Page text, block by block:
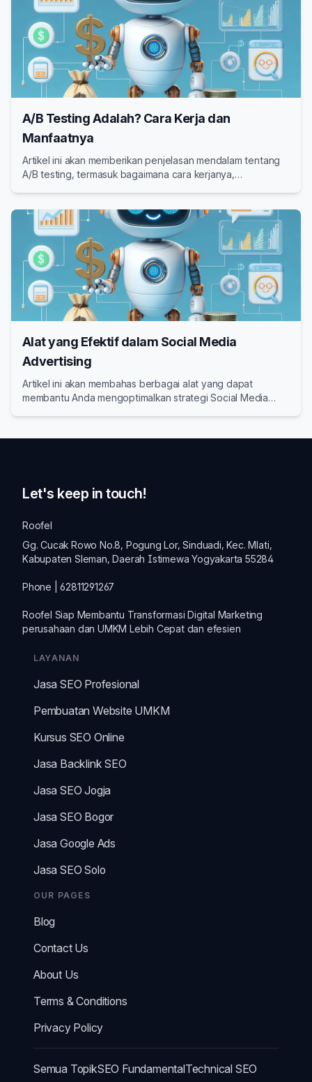
A/B Testing Adalah? Cara Kerja dan
Manfaatnya
Artikel ini akan memberikan penjelasan mendalam tentang
A/B testing, termasuk bagaimana cara kerjanya,
Alat yang Efektif dalam Social Media
Advertising
Artikel ini akan membahas berbagai alat yang dapat
membantu Anda mengoptimalkan strategi Social Media
Let's keep in touch!
Roofel
Gg. Cucak Rowo No.8, Pogung Lor, Sinduadi, Kec. Mlati,
Kabupaten Sleman, Daerah Istimewa Yogyakarta 55284
Phone | 62811291267
Roofel Siap Membantu TransformasiDigital Marketing
perusahaan danUMKM Lebih Cepat dan efesien
LAYANAN
Jasa SEO Profesional
Pembuatan Website UMKM
Kursus SEO Online
Jasa Backlink SEO
Jasa SEO Jogja
Jasa SEO Bogor
Jasa Google Ads
Jasa SEO Solo
OUR PAGES
Blog
Contact Us
About Us
Terms & Conditions
Privacy Policy
Semua TopikSEO FundamentalTechnical SEO